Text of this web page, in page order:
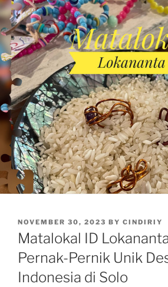
POSTED
ON
NOVEMBER 30, 2023 BY CINDIRIY
Matalokal ID
Pernak-Pernik Unik
Indonesia di Solo